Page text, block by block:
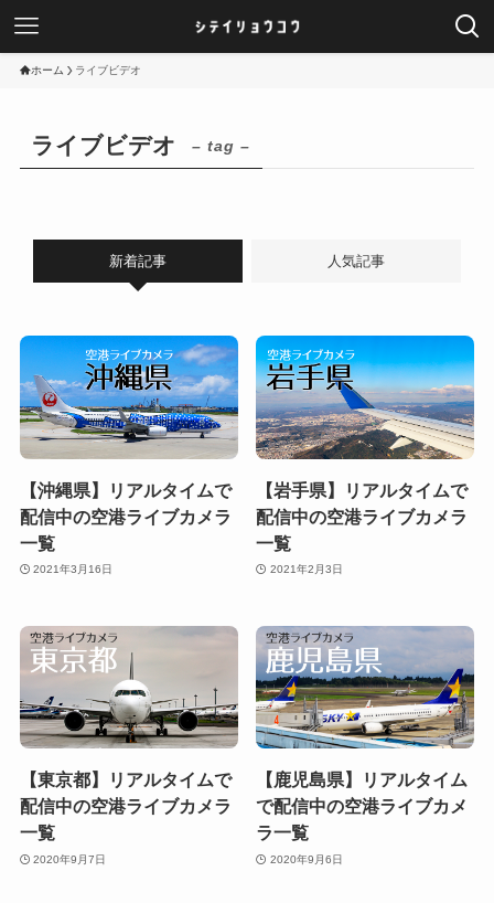
ホーム ライブビデオ
ライブビデオ – tag –
新着記事 人気記事
【沖縄県】リアルタイムで
配信中の空港ライブカメラ
一覧
2021年3月16日
【岩手県】リアルタイムで
配信中の空港ライブカメラ
一覧
2021年2月3日
【東京都】リアルタイムで
配信中の空港ライブカメラ
一覧
2020年9月7日
【鹿児島県】リアルタイム
で配信中の空港ライブカメ
ラ一覧
2020年9月6日